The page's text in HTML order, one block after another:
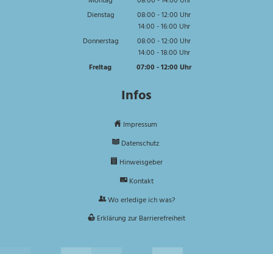
Von 08:00 bis 14:00 Uhr
Dienstag 08:00 -12:00 Uhr
Von 08:00 bis 12:00 Uhr
14:00 -16:00 Uhr
Von 14:00 bis 16:00 Uhr
Donnerstag 08:00 -12:00 Uhr
Von 08:00 bis 12:00 Uhr
14:00 -18:00 Uhr
Von 14:00 bis 18:00 Uhr
Freitag 07:00 -12:00 Uhr
Infos
Impressum
Datenschutz
Hinweisgeber
Kontakt
Wo erledige ich was?
Erklärung zur Barrierefreiheit